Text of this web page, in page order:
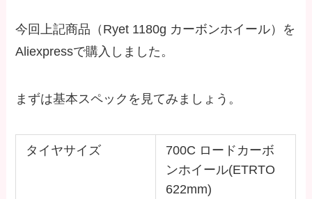
今回上記商品（Ryet 1180g カーボンホイール）を
Aliexpressで購入しました。
まずは基本スペックを見てみましょう。
タイヤサイズ
700C ロードカーボ
ンホイール(ETRTO
622mm)